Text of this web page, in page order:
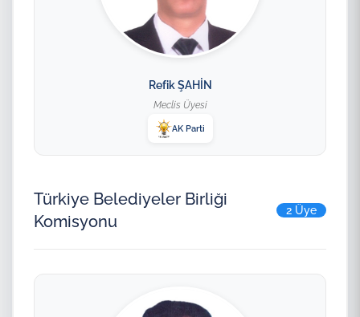
Refik ŞAHİN
Meclis Üyesi
AK Parti
Türkiye Belediyeler Birliği
Komisyonu
2 Üye